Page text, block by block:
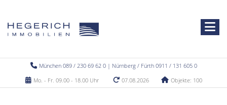
München 089 / 230 69 62 0 | Nürnberg / Fürth 0911 / 131 605 0
Mo. - Fr. 09.00 - 18.00 Uhr
07.08.2026 Objekte: 100